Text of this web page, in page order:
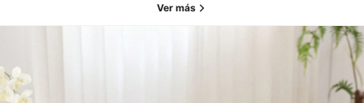
Ver más